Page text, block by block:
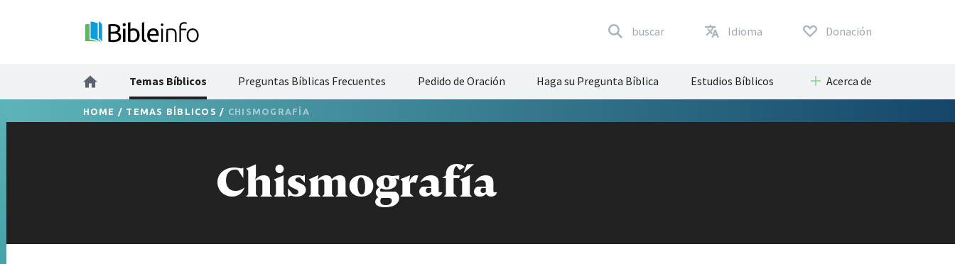
buscar Idioma Donación
Temas Bíblicos Preguntas Bíblicas Frecuentes Pedido de Oración Haga su Pregunta Bíblica Estudios Bíblicos Acerca de
HOME / TEMAS BÍBLICOS / CHISMOGRAFÍA
Chismografía